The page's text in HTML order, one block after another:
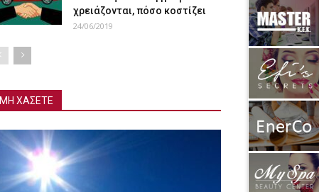
χρειάζονται, πόσο κοστίζει
24/06/2019
ΜΗ ΧΑΣΕΤΕ